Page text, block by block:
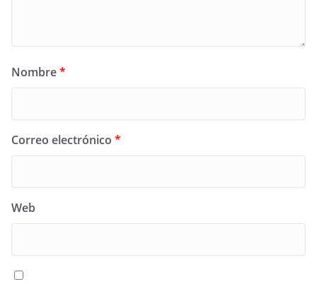
Nombre*
Correo electrónico *
Web